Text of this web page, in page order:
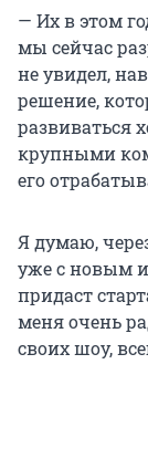
— Их в этом
мы сейчас
не увидел,
решение,
развиваться
крупными
его
Я думаю,
уже с новым
придаст
меня очень
своих шоу,